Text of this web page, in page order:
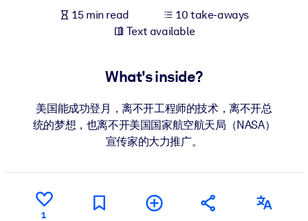
Enrich your corporate library with trusted, ready-to-use business
Fuel your AI systems with reliable, structured knowledge to
15 min read
10 take-aways
Text available
What's inside?
美国能成功登月，离不开工程师的技术，离不开总
统的梦想，也离不开美国国家航空航天局（NASA）
宣传家的大力推广。
1